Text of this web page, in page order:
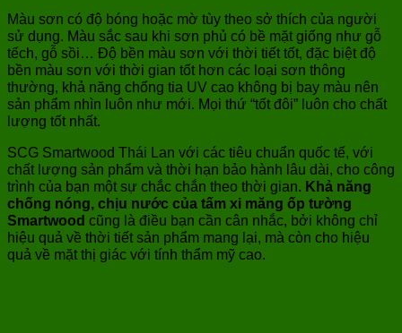
Màu sơn có độ bóng hoặc mờ tùy theo sở thích của người
sử dụng. Màu sắc sau khi sơn phủ có bề mặt giống như gỗ
tếch, gỗ sồi… Độ bền màu sơn với thời tiết tốt, đặc biệt độ
bền màu sơn với thời gian tốt hơn các loại sơn thông
thường, khả năng chống tia UV cao không bị bay màu nên
sản phẩm nhìn luôn như mới. Mọi thứ “tốt đôi” luôn cho chất
lượng tốt nhất.
SCG Smartwood Thái Lan với các tiêu chuẩn quốc tế, với
chất lượng sản phẩm và thời hạn bảo hành lâu dài, cho công
trình của bạn một sự chắc chắn theo thời gian. Khả năng
chống nóng, chịu nước của tấm xi măng ốp tường
Smartwood cũng là điều bạn cần cân nhắc, bởi không chỉ
hiệu quả về thời tiết sản phẩm mang lại, mà còn cho hiệu
quả về mặt thị giác với tính thẩm mỹ cao.